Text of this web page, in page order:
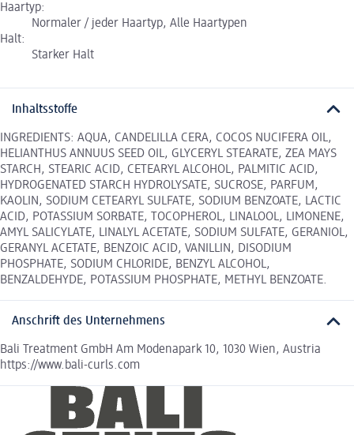
Haartyp:
Normaler / jeder Haartyp, Alle Haartypen
Halt:
Starker Halt
Inhaltsstoffe
INGREDIENTS: AQUA, CANDELILLA CERA, COCOS NUCIFERA OIL,
HELIANTHUS ANNUUS SEED OIL, GLYCERYL STEARATE, ZEA MAYS
STARCH, STEARIC ACID, CETEARYL ALCOHOL, PALMITIC ACID,
HYDROGENATED STARCH HYDROLYSATE, SUCROSE, PARFUM,
KAOLIN, SODIUM CETEARYL SULFATE, SODIUM BENZOATE, LACTIC
ACID, POTASSIUM SORBATE, TOCOPHEROL, LINALOOL, LIMONENE,
AMYL SALICYLATE, LINALYL ACETATE, SODIUM SULFATE, GERANIOL,
GERANYL ACETATE, BENZOIC ACID, VANILLIN, DISODIUM
PHOSPHATE, SODIUM CHLORIDE, BENZYL ALCOHOL,
BENZALDEHYDE, POTASSIUM PHOSPHATE, METHYL BENZOATE.
Anschrift des Unternehmens
Bali Treatment GmbH Am Modenapark 10, 1030 Wien, Austria
https://www.bali-curls.com